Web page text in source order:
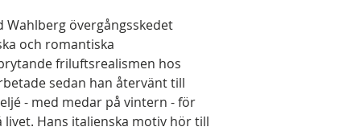
övergångsskedet
och romantiska
friluftsrealismen hos
sedan han återvänt till
- med medar på vintern - för
Hans italienska motiv hör till